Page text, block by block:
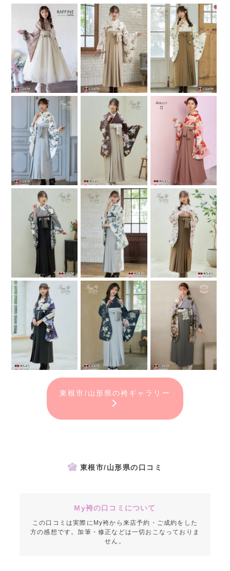
東根市/山形県の袴ギャラリー
東根市/山形県の口コミ
My袴の口コミについて
この口コミは実際にMy袴から来店予約・ご成約をした
方の感想です。加筆・修正などは一切おこなっておりま
せん。